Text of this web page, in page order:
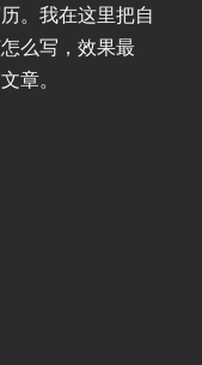
。我在这里把自
么写，效果最
章。